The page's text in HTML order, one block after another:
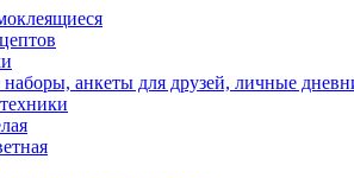
анкеты для друзей, личные